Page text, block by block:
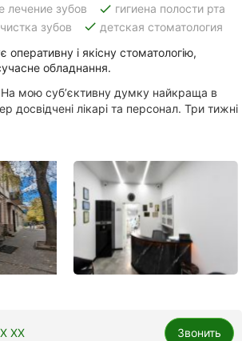
лечение зубов done гигиена полости рта
зубов done детская стоматология
оперативну і якісну стоматологію,
обладнання.
На мою субʼєктивну думку найкраща в
досвідчені лікарі та персонал. Три тижні
XX Звонить